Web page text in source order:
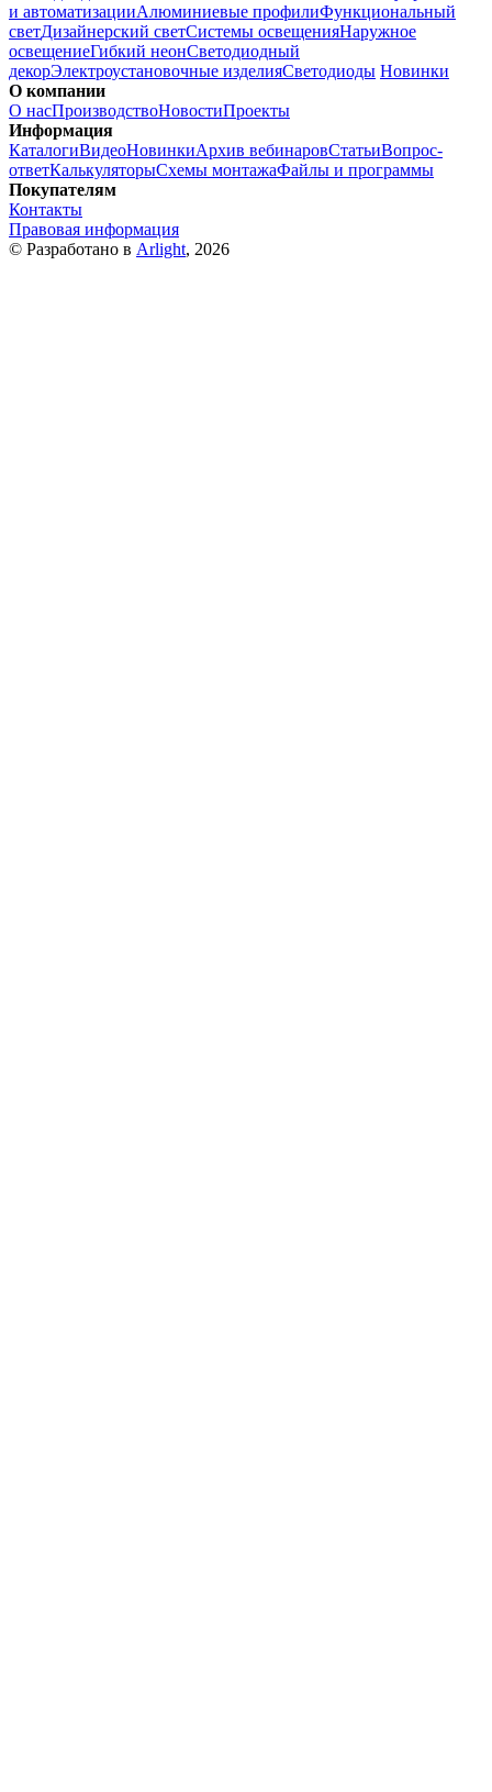
и автоматизацииАлюминиевые профилиФункциональный
светДизайнерский светСистемы освещенияНаружное
освещениеГибкий неонСветодиодный
декорЭлектроустановочные изделияСветодиоды Новинки
О компании
О насПроизводствоНовостиПроекты
Информация
КаталогиВидеоНовинкиАрхив вебинаровСтатьиВопрос-
ответКалькуляторыСхемы монтажаФайлы и программы
Покупателям
Контакты
Правовая информация
© Разработано в Arlight, 2026